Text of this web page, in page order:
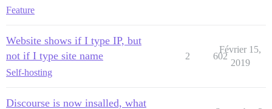
Feature
Website shows if I type IP, but
not if I type site name
Self-hosting
2 602
Février 15,
2019
Discourse is now insalled, what